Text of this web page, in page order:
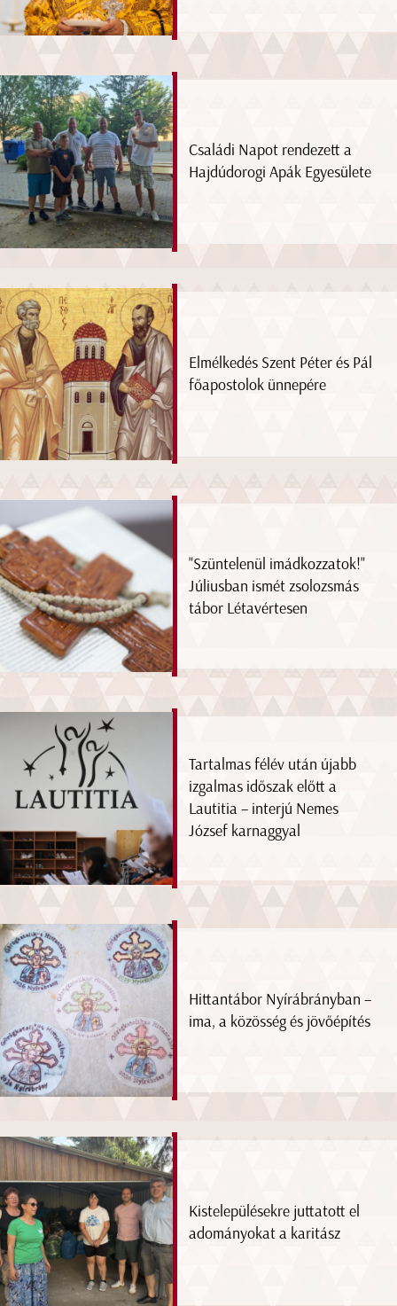
Családi Napot rendezett a
Hajdúdorogi Apák Egyesülete
Elmélkedés Szent Péter és Pál
főapostolok ünnepére
"Szüntelenül imádkozzatok!"
Júliusban ismét zsolozsmás
tábor Létavértesen
Tartalmas félév után újabb
izgalmas időszak előtt a
Lautitia – interjú Nemes
József karnaggyal
Hittantábor Nyírábrányban –
ima, a közösség és jövőépítés
Kistelepülésekre juttatott el
adományokat a karitász